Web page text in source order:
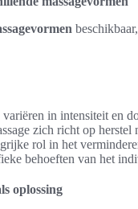
in intensiteit en
zich richt op
rol in het
behoeften van het
oplossing